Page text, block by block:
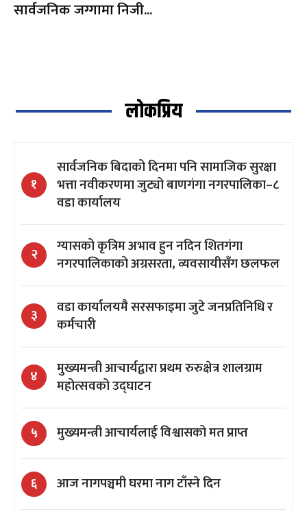
सार्वजनिक जग्गामा निजी...
लोकप्रिय
१
सार्वजनिक बिदाको दिनमा पनि सामाजिक सुरक्षा
भत्ता नवीकरणमा जुट्यो बाणगंगा नगरपालिका–८
वडा कार्यालय
२
ग्यासको कृत्रिम अभाव हुन नदिन शितगंगा
नगरपालिकाको अग्रसरता, व्यवसायीसँग छलफल
३
वडा कार्यालयमै सरसफाइमा जुटे जनप्रतिनिधि र
कर्मचारी
४
मुख्यमन्त्री आचार्यद्वारा प्रथम रुरुक्षेत्र शालग्राम
महोत्सवको उद्घाटन
५ मुख्यमन्त्री आचार्यलाई विश्वासको मत प्राप्त
६ आज नागपञ्चमी घरमा नाग टाँस्ने दिन